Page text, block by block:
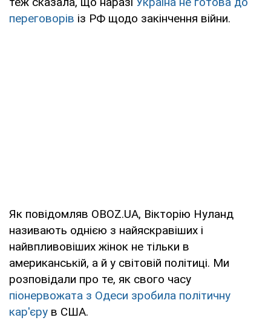
переговорів із РФ щодо закінчення війни.
Як повідомляв OBOZ.UA, Вікторію Нуланд
називають однією з найяскравіших і
найвпливовіших жінок не тільки в
американській, а й у світовій політиці. Ми
розповідали про те, як свого часу
піонервожата з Одеси зробила політичну
кар'єру в США.